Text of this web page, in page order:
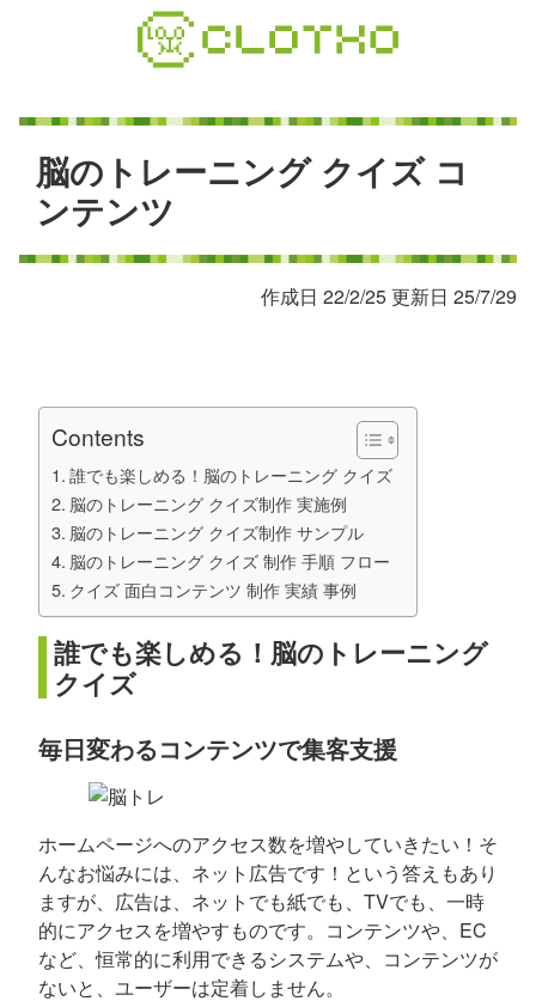
脳の ト レーニング クイズ コ
ンテンツ
作成日 22/2/25 更新日 25/7/29
Contents
誰でも楽しめる！脳のトレーニング クイズ
脳のトレーニング クイズ制作 実施例
脳のトレーニング クイズ制作 サンプル
脳のトレーニング クイズ 制作 手順 フロー
クイズ 面白コンテンツ 制作 実績 事例
誰でも楽しめる！脳のトレーニング
クイズ
毎日変わるコンテンツで集客支援
ホームページへのアクセス数を増やしていきたい！そ
んなお悩みには、ネット広告です！という答えもあり
ますが、広告は、ネットでも紙でも、TVでも、一時
的にアクセスを増やすものです。コンテンツや、EC
など、恒常的に利用できるシステムや、コンテンツが
ないと、ユーザーは定着しません。